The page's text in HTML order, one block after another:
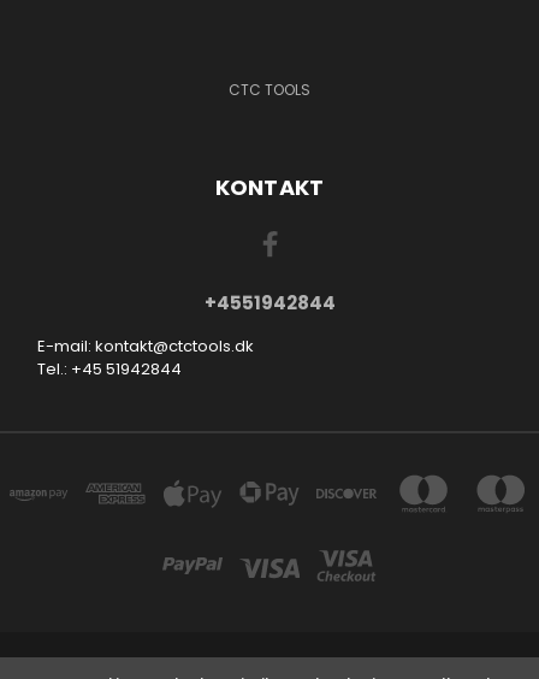
CTC TOOLS
KONTAKT
+4551942844
E-mail: kontakt@ctctools.dk
Tel.: +45 51942844